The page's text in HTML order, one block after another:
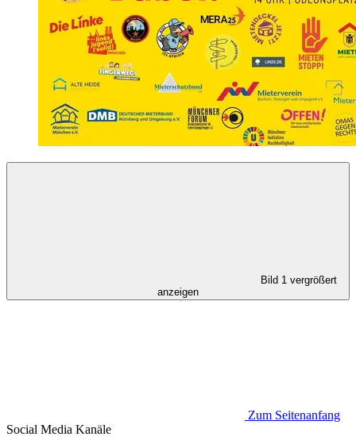
Bild 1 vergrößert
anzeigen
Zum Seitenanfang
Social Media Kanäle